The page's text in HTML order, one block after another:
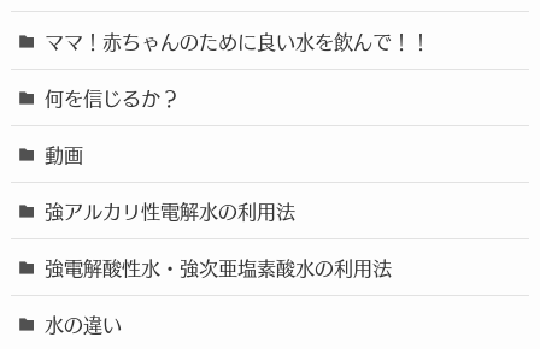
ママ！赤ちゃんのために良い水を飲んで！！
何を信じるか？
動画
強アルカリ性電解水の利用法
強電解酸性水・強次亜塩素酸水の利用法
水の違い